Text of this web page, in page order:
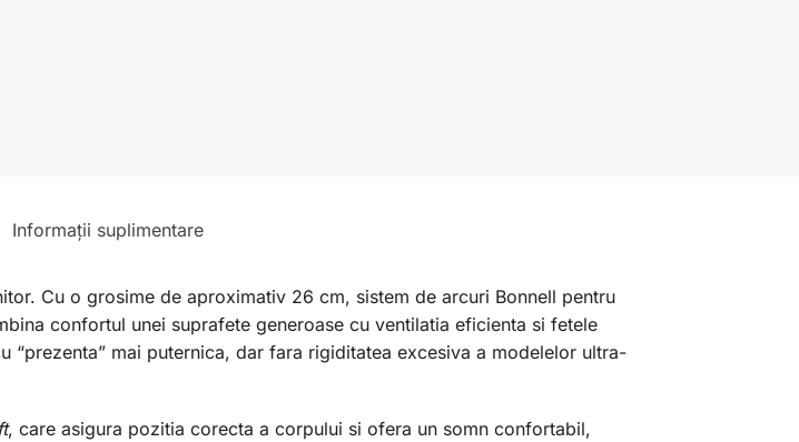
Informații suplimentare
Cu o grosime de aproximativ 26 cm, sistem de arcuri Bonnell pentru
confortul unei suprafete generoase cu ventilatia eficienta si fetele
mai puternica, dar fara rigiditatea excesiva a modelelor ultra-
, care asigura pozitia corecta a corpului si ofera un somn confortabil,